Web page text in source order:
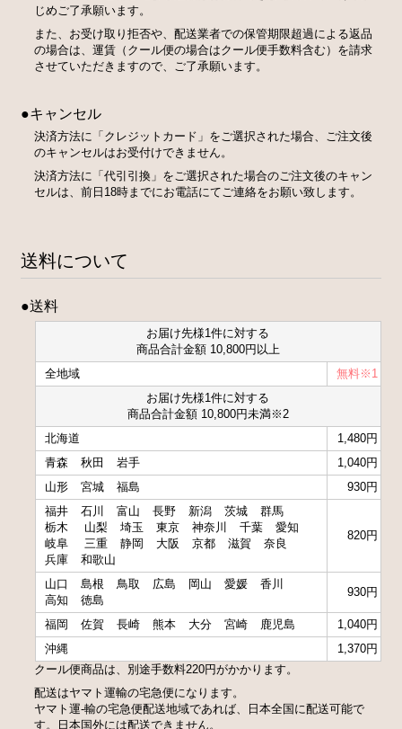
じめご了承願います。
また、お受け取り拒否や、配送業者での保管期限超過による返品
の場合は、運賃（クール便の場合はクール便手数料含む）を請求
させていただきますので、ご了承願います。
●キャンセル
決済方法に「クレジットカード」をご選択された場合、ご注文後
のキャンセルはお受付けできません。
決済方法に「代引引換」をご選択された場合のご注文後のキャン
セルは、前日18時までにお電話にてご連絡をお願い致します。
送料について
●送料
お届け先様1件に対する
商品合計金額 10,800円以上
全地域
無料※1
お届け先様1件に対する
商品合計金額 10,800円未満※2
北海道
1,480円
青森
秋田 岩手
1,040円
山形
宮城 福島
930円
福井
石川 富山 長野 新潟 茨城
群馬
栃木
山梨 埼玉 東京 神奈川 千葉
愛知
岐阜
三重 静岡 大阪 京都 滋賀
奈良
兵庫
和歌山
820円
山口 島根 鳥取 広島 岡山 愛媛
香川
高知
徳島
930円
福岡 佐賀 長崎 熊本 大分 宮崎 鹿児島
1,040円
沖縄
1,370円
クール便商品は、別途手数料220円がかかります。
配送はヤマト運輸の宅急便になります。
ヤマト運-輸の宅急便配送地域であれば、日本全国に配送可能で
す。日本国外には配送できません。